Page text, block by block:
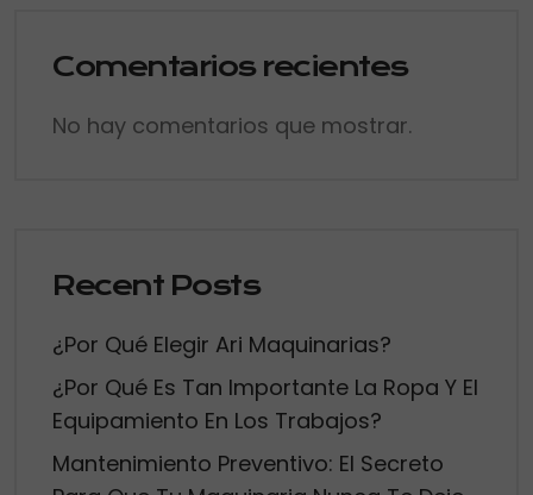
Comentarios recientes
No hay comentarios que mostrar.
Recent Posts
¿Por Qué Elegir Ari Maquinarias?
¿Por Qué Es Tan Importante La Ropa Y El
Equipamiento En Los Trabajos?
Mantenimiento Preventivo: El Secreto